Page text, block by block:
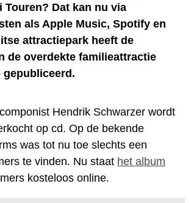
Touren? Dat kan nu via
als Apple Music, Spotify en
attractiepark heeft de
de overdekte familieattractie
Hendrik Schwarzer wordt
op cd. Op de bekende
was tot nu toe slechts een
te vinden. Nu staat het album
kosteloos online.